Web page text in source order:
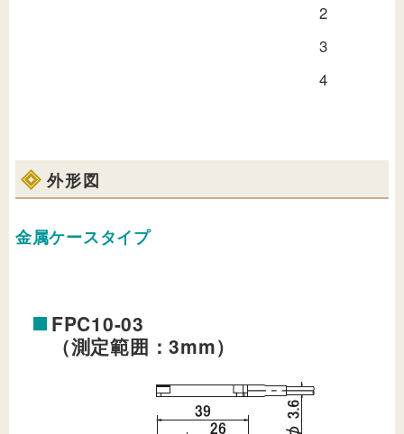
2
3
4
外形図
金属ケースタイプ
FPC10-03
（測定範囲：3mm）